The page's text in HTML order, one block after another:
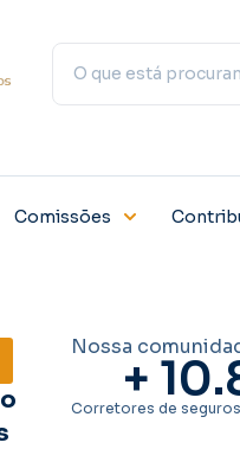
Comissões
Nossa
+
Corretores de